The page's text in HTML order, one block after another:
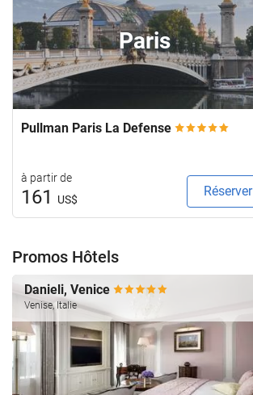
Paris
Pullman Paris La Defense
à partir de
161 US$
Réserver
Promos Hôtels
Danieli, Venice
Venise, Italie